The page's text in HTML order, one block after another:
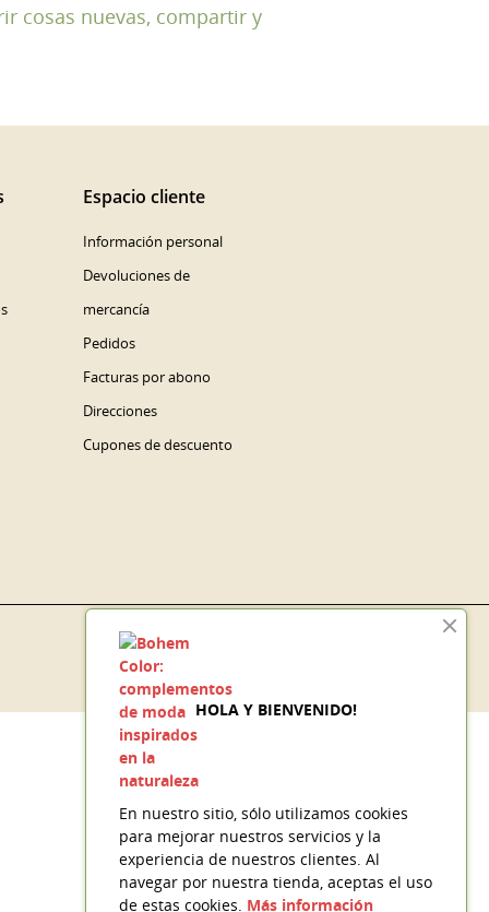
cosas nuevas, compartir y
Espacio cliente
Información personal
Devoluciones de
mercancía
Pedidos
Facturas por abono
Direcciones
Cupones de descuento
HOLA Y BIENVENIDO!
En nuestro sitio, sólo utilizamos cookies
para mejorar nuestros servicios y la
experiencia de nuestros clientes. Al
navegar por nuestra tienda, aceptas el uso
de estas cookies. Más información